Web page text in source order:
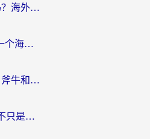
雷霆加速下载免费靠谱吗？海外党选回国加速器的避坑指南（附热门工具对比）
NordVPN 回国能用吗？一个海外用户必须面对的真实困境
海外回国加速器怎么选？斧牛和海龟哪个好？一篇帮你避开坑的实用指南
从匈牙利回国内的vpn，不只是为了刷剧那么简单